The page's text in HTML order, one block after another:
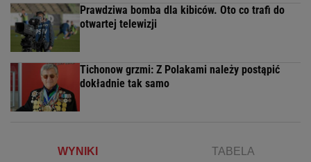
Prawdziwa bomba dla kibiców. Oto co trafi do
otwartej telewizji
Tichonow grzmi: Z Polakami należy postąpić
dokładnie tak samo
WYNIKI TABELA